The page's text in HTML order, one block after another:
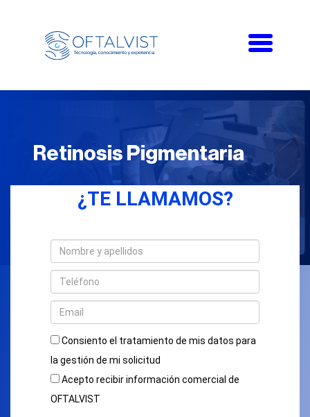
Toggle
Retinosis Pigmentaria
¿TE LLAMAMOS?
Consiento el tratamiento de mis datos para
la gestión de mi solicitud
Acepto recibir información comercial de
OFTALVIST